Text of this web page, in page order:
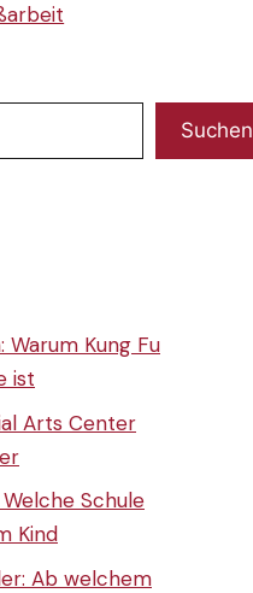
Suchen
Warum Kung Fu
ist
Arts Center
Schule
Kind
Ab welchem